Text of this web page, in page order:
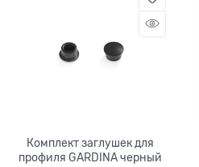
Комплект заглушек для
профиля GARDINA черный